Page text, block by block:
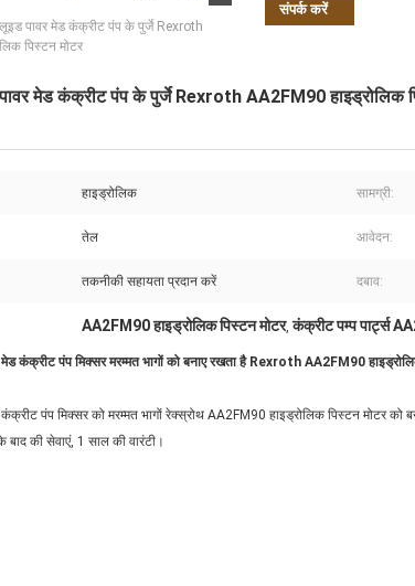
पावर मेड कंक्रीट पंप के पुर्जे Rexroth
पिस्टन मोटर
संपर्क करें
मेड कंक्रीट पंप के पुर्जे Rexroth AA2FM90 हाइड्रोलिक
हाइड्रोलिक सामग्री:
तेल आवेदन:
तकनीकी सहायता प्रदान करें दबाव:
AA2FM90 हाइड्रोलिक पिस्टन मोटर,कंक्रीट पम्प पार्ट्स
कंक्रीट पंप मिक्सर मरम्मत भागों को बनाए रखता है Rexroth AA2FM90
पंप मिक्सर को मरम्मत भागों रेक्स्रोथ AA2FM90 हाइड्रोलिक पिस्टन मोटर
की सेवाएं, 1 साल की वारंटी।